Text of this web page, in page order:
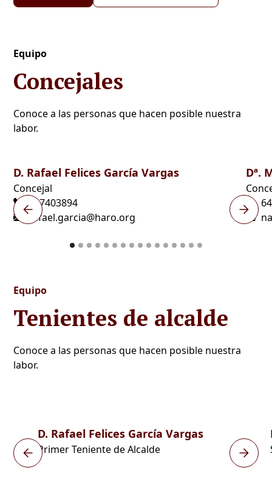
Equipo
Concejales
Conoce a las personas que hacen posible nuestra
labor.
D. Rafael Felices García Vargas
Concejal
647403894
rafael.garcia@haro.org
Dª.
Equipo
Tenientes de alcalde
Conoce a las personas que hacen posible nuestra
labor.
D. Rafael Felices García Vargas
Primer Teniente de Alcalde